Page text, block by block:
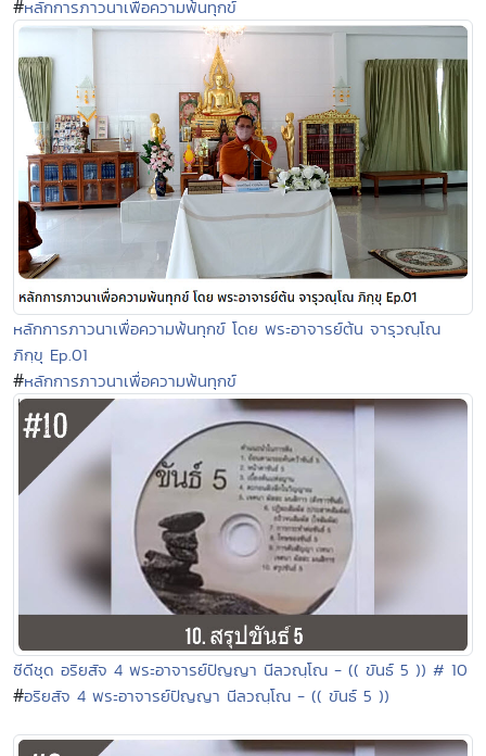
#หลักการภาวนาเพื่อความพ้นทุกข์
หลักการภาวนาเพื่อความพ้นทุกข์ โดย พระอาจารย์ต้น จารุวณฺโณ
ภิกฺขุ Ep.01
#หลักการภาวนาเพื่อความพ้นทุกข์
ซีดีชุด อริยสัจ 4 พระอาจารย์ปัญญา นีลวณฺโณ - (( ขันธ์ 5 )) # 10
#อริยสัจ 4 พระอาจารย์ปัญญา นีลวณฺโณ - (( ขันธ์ 5 ))